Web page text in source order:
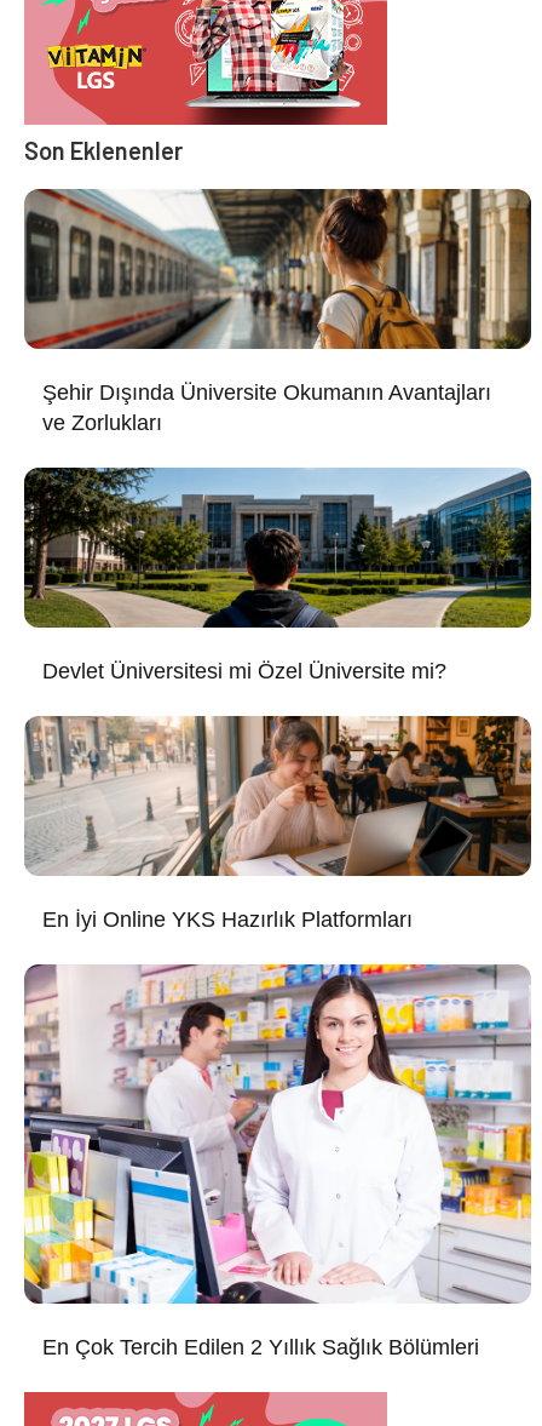
Son Eklenenler
Şehir Dışında Üniversite Okumanın Avantajları
ve Zorlukları
Devlet Üniversitesi mi Özel Üniversite mi?
En İyi Online YKS Hazırlık Platformları
En Çok Tercih Edilen 2 Yıllık Sağlık Bölümleri